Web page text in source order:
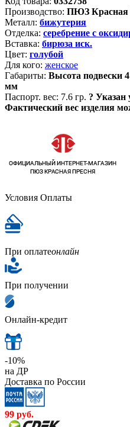
Производство: ПЮЗ Красная
Металл: бижутерия
Отделка: серебрение с
Вставка: бирюза иск.
Цвет: голубой
Для кого: женское
Габариты: Высота подвески
мм
Паспорт. вес: 7.6 гр. ? Указан
Фактический вес изделия
Условия Оплаты
При оплатеонлайн
При получении
Онлайн-кредит
-10%
на ДР
Доставка по России
99 руб.